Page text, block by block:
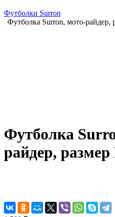
Футболки Surron
Футболка Surron, мото-райдер,
Футболка
райдер, размер